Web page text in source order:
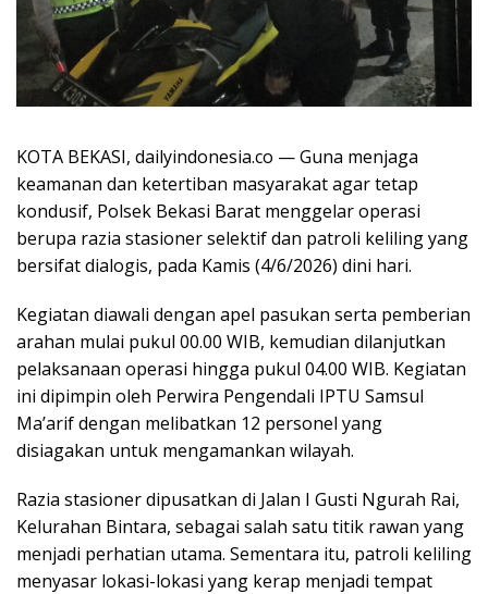
KOTA BEKASI, dailyindonesia.co — Guna menjaga
keamanan dan ketertiban masyarakat agar tetap
kondusif, Polsek Bekasi Barat menggelar operasi
berupa razia stasioner selektif dan patroli keliling yang
bersifat dialogis, pada Kamis (4/6/2026) dini hari.
Kegiatan diawali dengan apel pasukan serta pemberian
arahan mulai pukul 00.00 WIB, kemudian dilanjutkan
pelaksanaan operasi hingga pukul 04.00 WIB. Kegiatan
ini dipimpin oleh Perwira Pengendali IPTU Samsul
Ma’arif dengan melibatkan 12 personel yang
disiagakan untuk mengamankan wilayah.
Razia stasioner dipusatkan di Jalan I Gusti Ngurah Rai,
Kelurahan Bintara, sebagai salah satu titik rawan yang
menjadi perhatian utama. Sementara itu, patroli keliling
menyasar lokasi-lokasi yang kerap menjadi tempat